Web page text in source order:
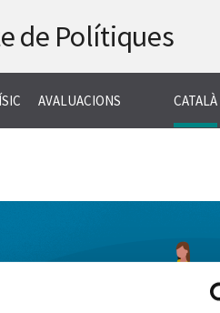
de Polítiques
AVALUACIONS CERCACATALÀ